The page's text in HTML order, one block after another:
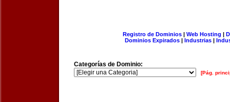
Registro de Dominios| Web Hosting |
Dominios Expirados | Industrias |
Categorías de Dominio:
[Pág.